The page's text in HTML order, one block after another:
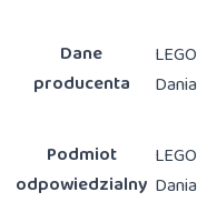
Dane
producenta
Podmiot
odpowiedzialny